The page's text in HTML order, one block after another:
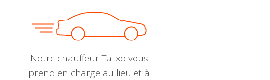
Notre chauffeur Talixo vous
prend en charge au lieu et à